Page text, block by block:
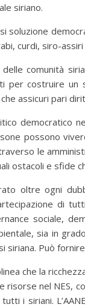
siriano.
soluzione
curdi, siro-
comunità
per costruire un
assicuri pari
democratico
possono
le
ostacoli e sfide
oltre ogni
di
sociale,
sia in
siriana. Può
che la
risorse nel NES,
i siriani.